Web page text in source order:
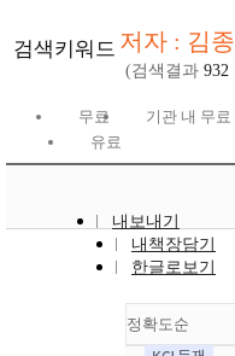
검색키워드 저자 : 김
(검색결과 932
무료
기관 내 무료
유료
내보내기
내책장담기
한글로보기
정확도순